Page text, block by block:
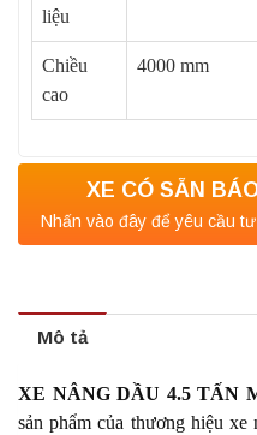
liệu
Chiều
cao
4000 mm
XE CÓ SẴN
Nhấn vào đây để yêu cầu
Mô tả
XE NÂNG DẦU 4.5 TẤN
sản phẩm của thương hiệu